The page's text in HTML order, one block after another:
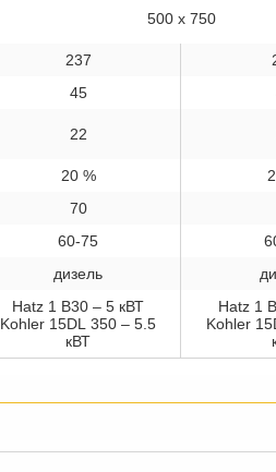
500 x 750
237
45
22
20 %
70
60-75
дизель
Hatz 1 B30 – 5 кВТ
Kohler 15DL 350 – 5.5
кВТ
Hatz 1
Kohler